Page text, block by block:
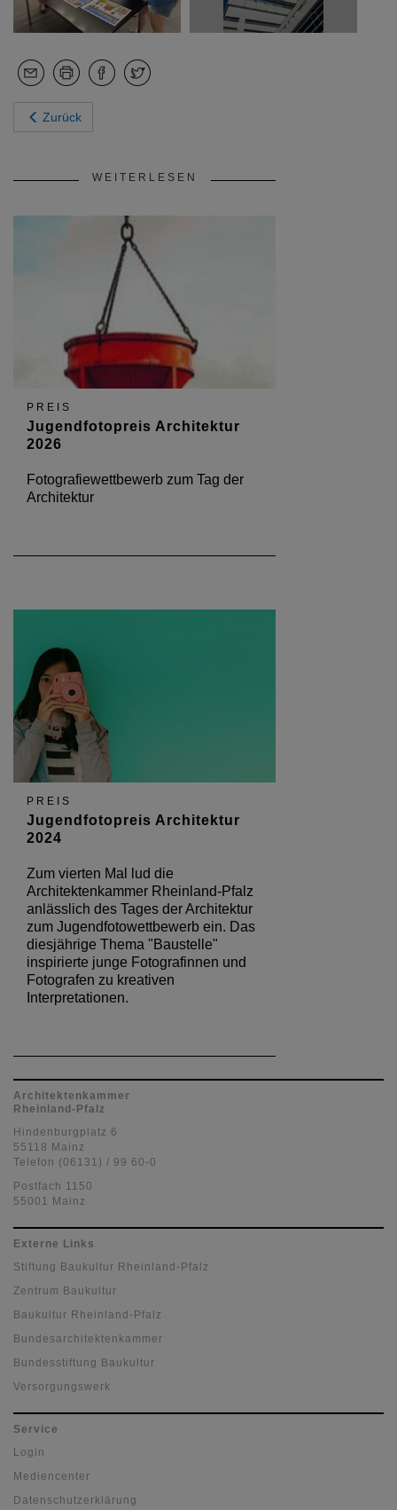
Zurück
WEITERLESEN
PREIS
Jugendfotopreis Architektur
2026
Fotografiewettbewerb zum Tag der
Architektur
PREIS
Jugendfotopreis Architektur
2024
Zum vierten Mal lud die
Architektenkammer Rheinland-Pfalz
anlässlich des Tages der Architektur
zum Jugendfotowettbewerb ein. Das
diesjährige Thema "Baustelle"
inspirierte junge Fotografinnen und
Fotografen zu kreativen
Interpretationen.
Architektenkammer
Rheinland-Pfalz
Hindenburgplatz 6
55118 Mainz
Telefon (06131) / 99 60-0
Postfach 1150
55001 Mainz
Externe Links
Stiftung Baukultur Rheinland-Pfalz
Zentrum Baukultur
Baukultur Rheinland-Pfalz
Bundesarchitektenkammer
Bundesstiftung Baukultur
Versorgungswerk
Service
Login
Mediencenter
Datenschutzerklärung